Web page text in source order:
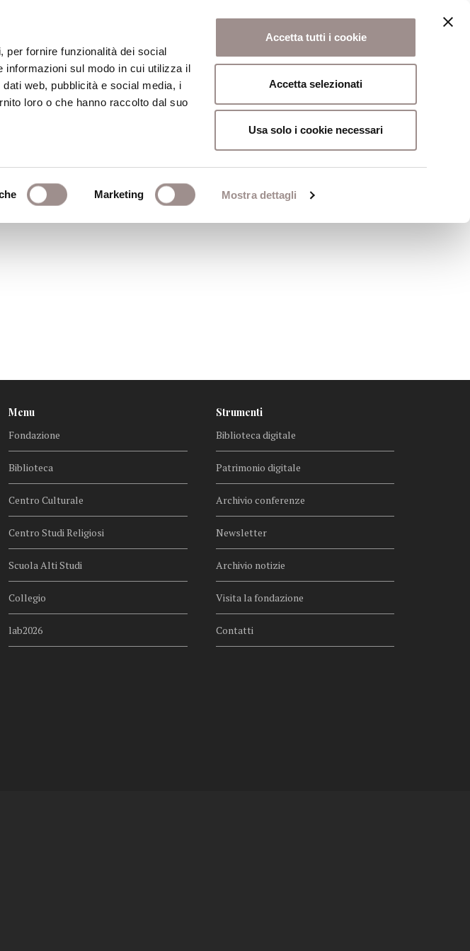
per fornire funzionalità dei social
informazioni sul modo in cui utilizza il
web, pubblicità e social media, i
loro o che hanno raccolto dal suo
Marketing Mostra dettagli
Accetta tutti i cookie
Accetta selezionati
Usa solo i cookie necessari
Centro Studi Religiosi Scuola Alti Studi
Menu
Fondazione
Biblioteca
Centro Culturale
Centro Studi Religiosi
Scuola Alti Studi
Collegio
lab2026
Strumenti
Biblioteca digitale
Patrimonio digitale
Archivio conferenze
Newsletter
Archivio notizie
Visita la fondazione
Contatti